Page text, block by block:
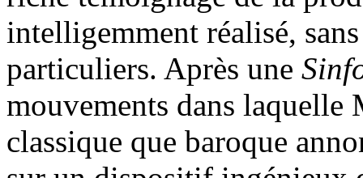
intelligemment réalisé,
particuliers. Après une
mouvements dans
classique que baroque